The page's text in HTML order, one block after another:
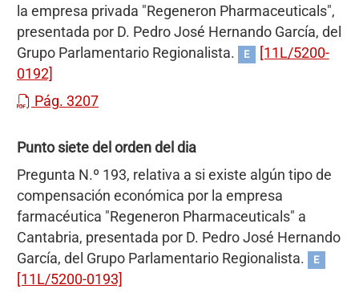
la empresa privada "Regeneron Pharmaceuticals",
presentada por D. Pedro José Hernando García, del
Grupo Parlamentario Regionalista.
E
[11L/5200-
0192]
Pág. 3207
Punto siete del orden del dia
Pregunta N.º 193, relativa a si existe algún tipo de
compensación económica por la empresa
farmacéutica "Regeneron Pharmaceuticals" a
Cantabria, presentada por D. Pedro José Hernando
García, del Grupo Parlamentario Regionalista.
E
[11L/5200-0193]